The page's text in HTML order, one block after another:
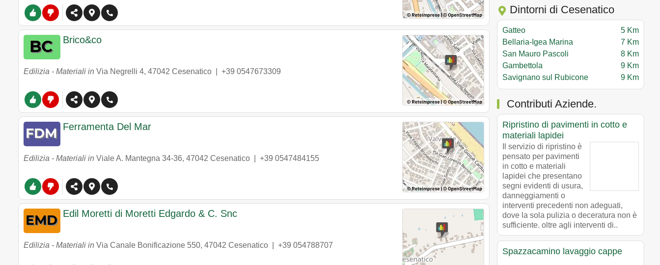
Brico&co
Edilizia - Materiali in Via Negrelli 4, 47042 Cesenatico +39 0547673309
Ferramenta Del Mar
Edilizia - Materiali in Viale A. Mantegna 34-36, 47042 Cesenatico +39 0547484155
Edil Moretti di Moretti Edgardo & C. Snc
Edilizia - Materiali in Via Canale Bonificazione 550, 47042 Cesenatico +39 054788707
Dintorni di Cesenatico
Gatteo
5 Km
Bellaria-Igea Marina
7 Km
San Mauro Pascoli
8 Km
Gambettola
9 Km
Savignano sul Rubicone
9 Km
Contributi Aziende.
Ripristino di pavimenti in cotto e
materiali lapidei
Il servizio di ripristino è
pensato per pavimenti
in cotto e materiali
lapidei che presentano
segni evidenti di usura,
danneggiamenti o
interventi precedenti non adeguati,
dove la sola pulizia o deceratura non è
sufficiente. oltre agli interventi di..
Spazzacamino lavaggio cappe